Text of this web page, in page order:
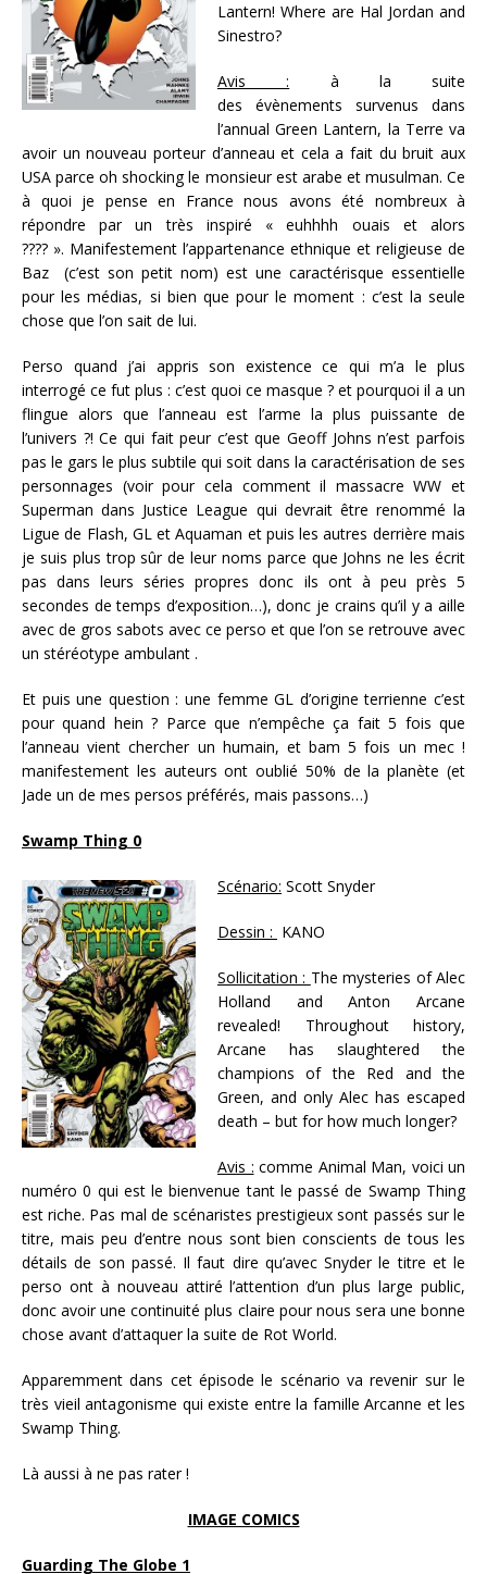
Lantern! Where are Hal Jordan and
Sinestro?
Avis : à la suite
des évènements survenus dans
l’annual Green Lantern, la Terre va
avoir un nouveau porteur d’anneau et cela a fait du bruit aux
USA parce oh shocking le monsieur est arabe et musulman. Ce
à quoi je pense en France nous avons été nombreux à
répondre par un très inspiré « euhhhh ouais et alors
???? ». Manifestement l’appartenance ethnique et religieuse de
Baz (c’est son petit nom) est une caractérisque essentielle
pour les médias, si bien que pour le moment : c’est la seule
chose que l’on sait de lui.
Perso quand j’ai appris son existence ce qui m’a le plus
interrogé ce fut plus : c’est quoi ce masque ? et pourquoi il a un
flingue alors que l’anneau est l’arme la plus puissante de
l’univers ?! Ce qui fait peur c’est que Geoff Johns n’est parfois
pas le gars le plus subtile qui soit dans la caractérisation de ses
personnages (voir pour cela comment il massacre WW et
Superman dans Justice League qui devrait être renommé la
Ligue de Flash, GL et Aquaman et puis les autres derrière mais
je suis plus trop sûr de leur noms parce que Johns ne les écrit
pas dans leurs séries propres donc ils ont à peu près 5
secondes de temps d’exposition…), donc je crains qu’il y a aille
avec de gros sabots avec ce perso et que l’on se retrouve avec
un stéréotype ambulant .
Et puis une question : une femme GL d’origine terrienne c’est
pour quand hein ? Parce que n’empêche ça fait 5 fois que
l’anneau vient chercher un humain, et bam 5 fois un mec !
manifestement les auteurs ont oublié 50% de la planète (et
Jade un de mes persos préférés, mais passons…)
Swamp Thing 0
Scénario: Scott Snyder
Dessin : KANO
Sollicitation : The mysteries of Alec
Holland and Anton Arcane
revealed! Throughout history,
Arcane has slaughtered the
champions of the Red and the
Green, and only Alec has escaped
death – but for how much longer?
Avis : comme Animal Man, voici un
numéro 0 qui est le bienvenue tant le passé de Swamp Thing
est riche. Pas mal de scénaristes prestigieux sont passés sur le
titre, mais peu d’entre nous sont bien conscients de tous les
détails de son passé. Il faut dire qu’avec Snyder le titre et le
perso ont à nouveau attiré l’attention d’un plus large public,
donc avoir une continuité plus claire pour nous sera une bonne
chose avant d’attaquer la suite de Rot World.
Apparemment dans cet épisode le scénario va revenir sur le
très vieil antagonisme qui existe entre la famille Arcanne et les
Swamp Thing.
Là aussi à ne pas rater !
IMAGE COMICS
Guarding The Globe 1